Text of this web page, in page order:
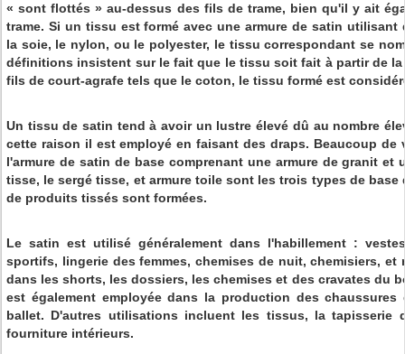
« sont flottés » au-dessus des fils de trame, bien qu'il y ait
trame. Si un tissu est formé avec une armure de satin
la soie, le nylon, ou le polyester, le tissu correspondant se
définitions insistent sur le fait que le tissu soit fait à partir de
fils de court-agrafe tels que le coton, le tissu formé est
Un tissu de satin tend à avoir un lustre élevé dû au nombre
cette raison il est employé en faisant des draps. Beaucoup de
l'armure de satin de base comprenant une armure de granit et
tisse, le sergé tisse, et armure toile sont les trois types de base
de produits tissés sont formées.
Le satin est utilisé généralement dans l'habillement :
sportifs, lingerie des femmes, chemises de nuit, chemisiers, et
dans les shorts, les dossiers, les chemises et des cravates du
est également employée dans la production des
ballet. D'autres utilisations incluent les tissus, la tapisserie
fourniture intérieurs.